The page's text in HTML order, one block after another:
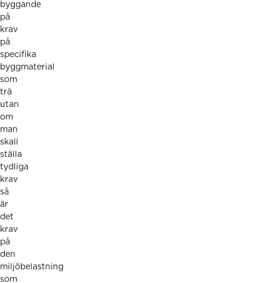
byggande
på
krav
på
specifika
byggmaterial
som
trä
utan
om
man
skall
ställa
tydliga
krav
så
är
det
krav
på
den
miljöbelastning
som